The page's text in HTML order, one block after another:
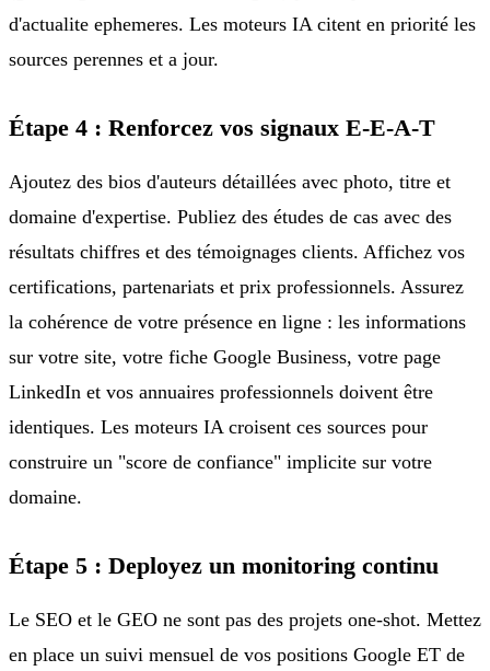
d'actualite ephemeres. Les moteurs IA citent en priorité les
sources perennes et a jour.
Étape 4 : Renforcez vos signaux E-E-A-T
Ajoutez des bios d'auteurs détaillées avec photo, titre et
domaine d'expertise. Publiez des études de cas avec des
résultats chiffres et des témoignages clients. Affichez vos
certifications, partenariats et prix professionnels. Assurez
la cohérence de votre présence en ligne : les informations
sur votre site, votre fiche Google Business, votre page
LinkedIn et vos annuaires professionnels doivent être
identiques. Les moteurs IA croisent ces sources pour
construire un "score de confiance" implicite sur votre
domaine.
Étape 5 : Deployez un monitoring continu
Le SEO et le GEO ne sont pas des projets one-shot. Mettez
en place un suivi mensuel de vos positions Google ET de